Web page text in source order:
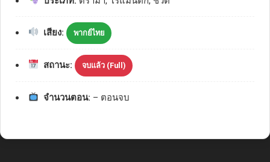
เสียง: พากย์ไทย
สถานะ: จบแล้ว (Full)
จำนวนตอน: – ตอนจบ